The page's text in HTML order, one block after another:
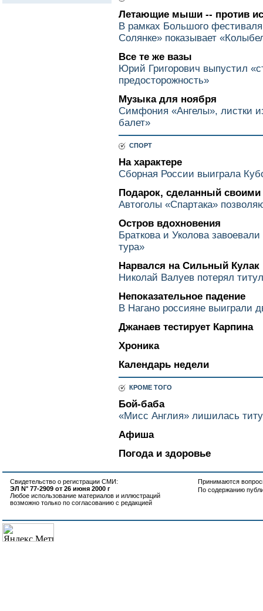
Летающие мыши -- против
В рамках Большого
Солянке» показывает
Все те же вазы
Юрий Григорович выпустил
предосторожность»
Музыка для ноября
Симфония «Ангелы», листки
балет»
СПОРТ
На характере
Сборная России выиграла
Подарок, сделанный своими
Автоголы «Спартака»
Остров вдохновения
Браткова и Уколова
тура»
Нарвался на Сильный Кулак
Николай Валуев потерял
Непоказательное падение
В Нагано россияне выиграли
Джанаев тестирует Карпина
Хроника
Календарь недели
КРОМЕ ТОГО
Бой-баба
«Мисс Англия» лишилась
Афиша
Погода и здоровье
Свидетельство о регистрации СМИ:
ЭЛ N° 77-2909 от 26 июня 2000 г
Любое использование материалов и иллюстраций
возможно только по согласованию с редакцией
Принимаются
По содержанию